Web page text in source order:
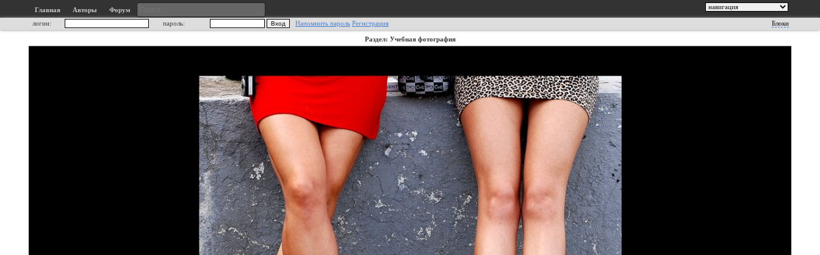
Главная Авторы
Форум
логин:
пароль: Напомнить пароль Регистрация Блоки
Раздел: Учебная фотография